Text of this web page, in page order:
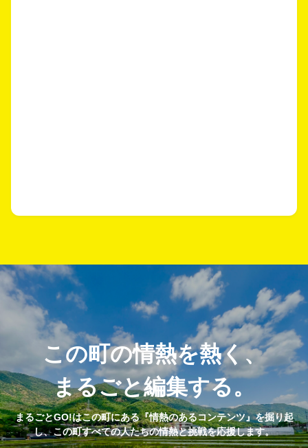
この町の情熱を熱く、
まるごと編集する。
まるごとGO!はこの町にある『情熱のあるコンテンツ』を掘り起
し、この町すべての人たちの情熱と挑戦を応援します。